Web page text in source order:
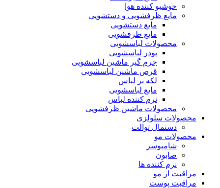
خوشبو کننده هوا
مایع ظرفشویی و دستشویی
مایع دستشویی
مایع ظرفشویی
محصولات لباسشویی
پودر لباسشویی
جرم گیر ماشین لباسشویی
قرص ماشین لباسشویی
لکه بر لباس
مایع لباسشویی
نرم کننده لباس
محصولات ماشین ظرفشویی
محصولات سلولزی
دستمال توالت
محصولات مو
شامپوسر
صابون
نرم کننده ها
مراقبت از مو
مراقبت پوست